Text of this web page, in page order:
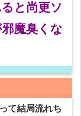
と尚更ソ
魔臭くな
て結局流れち